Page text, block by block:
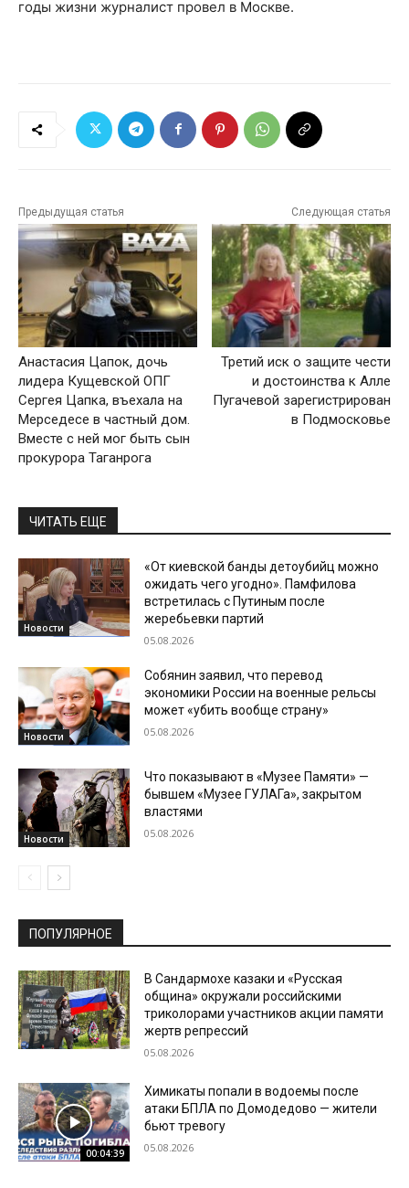
годы жизни журналист провел в Москве.
Предыдущая статья
Анастасия Цапок, дочь
лидера Кущевской ОПГ
Сергея Цапка, въехала на
Мерседесе в частный дом.
Вместе с ней мог быть сын
прокурора Таганрога
Следующая статья
Третий иск о защите чести
и достоинства к Алле
Пугачевой зарегистрирован
в Подмосковье
ЧИТАТЬ ЕЩЕ
Новости
«От киевской банды детоубийц можно
ожидать чего угодно». Памфилова
встретилась с Путиным после
жеребьевки партий
05.08.2026
Новости
Собянин заявил, что перевод
экономики России на военные рельсы
может «убить вообще страну»
05.08.2026
Новости
Что показывают в «Музее Памяти» —
бывшем «Музее ГУЛАГа», закрытом
властями
05.08.2026
ПОПУЛЯРНОЕ
В Сандармохе казаки и «Русская
община» окружали российскими
триколорами участников акции памяти
жертв репрессий
05.08.2026
00:04:39
Химикаты попали в водоемы после
атаки БПЛА по Домодедово — жители
бьют тревогу
05.08.2026